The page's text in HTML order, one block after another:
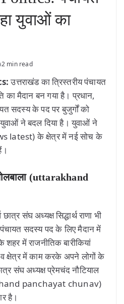
युवाओं का
2 min read
उत्तराखंड का त्रिस्तरीय पंचायत
का मैदान बन गया है। प्रधान,
सदस्य के पद पर बुजुर्गों को
ने बदल दिया है। युवाओं ने
latest) के क्षेत्र में नई सोच के
(uttarakhand
संघ अध्यक्ष सिद्धार्थ राणा भी
पंचायत सदस्य पद के लिए मैदान में
शहर में राजनीतिक बारीकियां
क्षेत्र में काम करके अपने लोगों के
संघ अध्यक्ष प्रेमचंद नौटियाल
panchayat chunav)
है।